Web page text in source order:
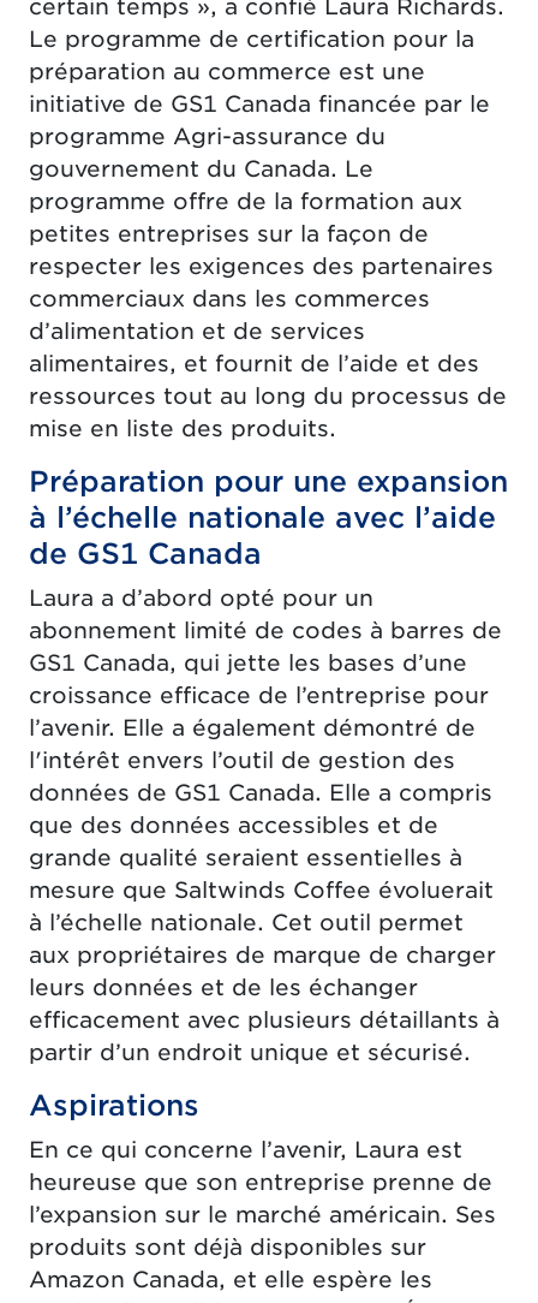
certain temps », a confié Laura Richards.
Le programme de certification pour la
préparation au commerce est une
initiative de GS1 Canada financée par le
programme Agri-assurance du
gouvernement du Canada. Le
programme offre de la formation aux
petites entreprises sur la façon de
respecter les exigences des partenaires
commerciaux dans les commerces
d’alimentation et de services
alimentaires, et fournit de l’aide et des
ressources tout au long du processus de
mise en liste des produits.
Préparation pour une expansion
à l’échelle nationale avec l’aide
de GS1 Canada
Laura a d’abord opté pour un
abonnement limité de codes à barres de
GS1 Canada, qui jette les bases d’une
croissance efficace de l’entreprise pour
l’avenir. Elle a également démontré de
l'intérêt envers l’outil de gestion des
données de GS1 Canada. Elle a compris
que des données accessibles et de
grande qualité seraient essentielles à
mesure que Saltwinds Coffee évoluerait
à l’échelle nationale. Cet outil permet
aux propriétaires de marque de charger
leurs données et de les échanger
efficacement avec plusieurs détaillants à
partir d’un endroit unique et sécurisé.
Aspirations
En ce qui concerne l’avenir, Laura est
heureuse que son entreprise prenne de
l’expansion sur le marché américain. Ses
produits sont déjà disponibles sur
Amazon Canada, et elle espère les